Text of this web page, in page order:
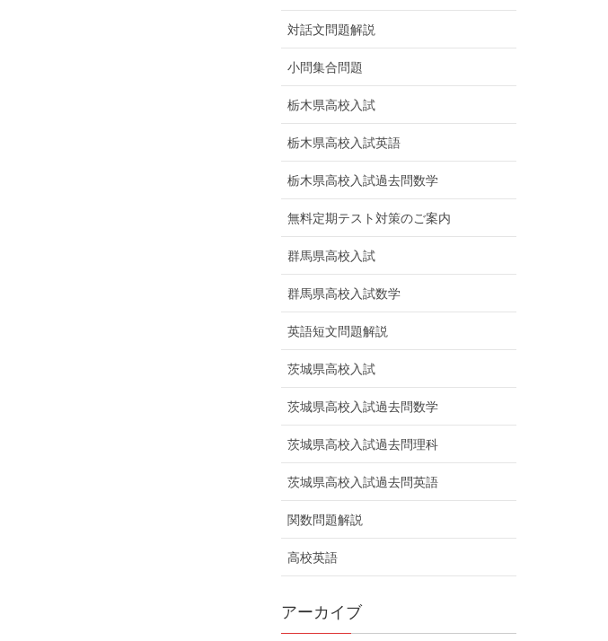
対話文問題解説
小問集合問題
栃木県高校入試
栃木県高校入試英語
栃木県高校入試過去問数学
無料定期テスト対策のご案内
群馬県高校入試
群馬県高校入試数学
英語短文問題解説
茨城県高校入試
茨城県高校入試過去問数学
茨城県高校入試過去問理科
茨城県高校入試過去問英語
関数問題解説
高校英語
アーカイブ